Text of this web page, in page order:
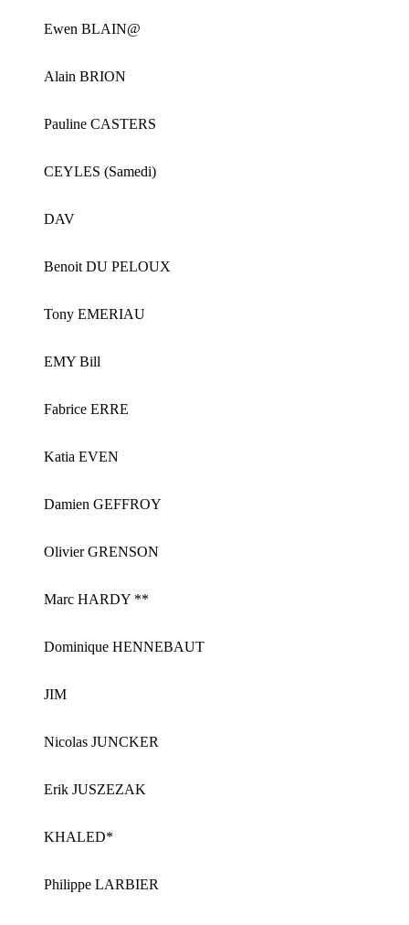
Ewen BLAIN@
Alain BRION
Pauline CASTERS
CEYLES (Samedi)
DAV
Benoit DU PELOUX
Tony EMERIAU
EMY Bill
Fabrice ERRE
Katia EVEN
Damien GEFFROY
Olivier GRENSON
Marc HARDY **
Dominique HENNEBAUT
JIM
Nicolas JUNCKER
Erik JUSZEZAK
KHALED*
Philippe LARBIER